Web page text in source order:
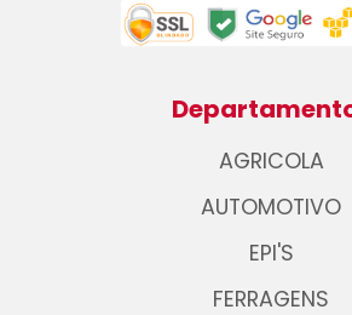
AGRICOLA
AUTOMOTIVO
EPI'S
FERRAGENS